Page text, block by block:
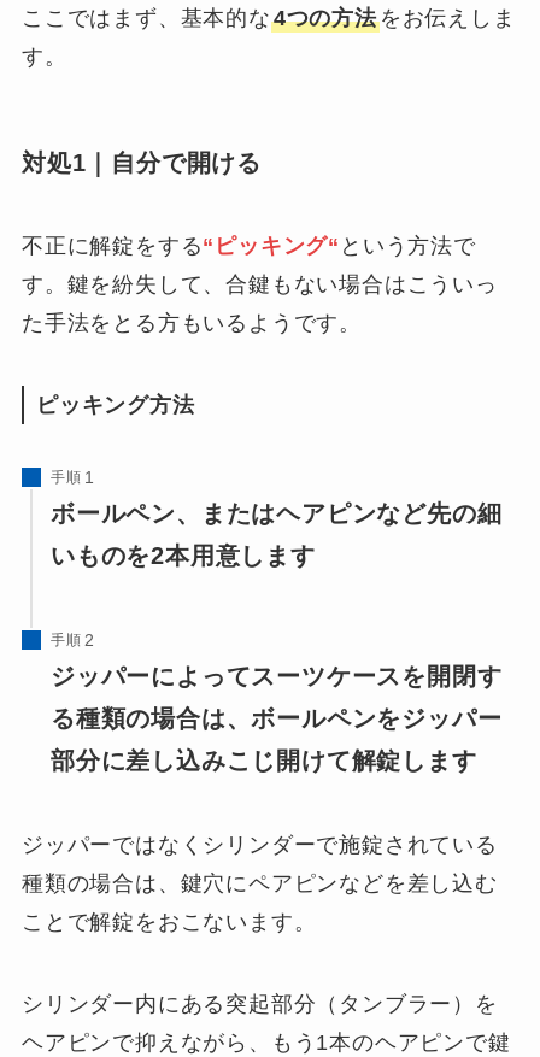
ここではまず、基本的な4つの方法をお伝えしま
す。
対処1｜自分で開ける
不正に解錠をする“ピッキング“ という方法で
す。鍵を紛失して、合鍵もない場合はこういっ
た手法をとる方もいるようです。
ピッキング方法
手順
ボールペン、またはヘアピンなど先の細
いものを2本用意します
手順
ジッパーによってスーツケースを開閉す
る種類の場合は、ボールペンをジッパー
部分に差し込みこじ開けて解錠します
ジッパーではなくシリンダーで施錠されている
種類の場合は、鍵穴にペアピンなどを差し込む
ことで解錠をおこないます。
シリンダー内にある突起部分（タンブラー）を
ヘアピンで抑えながら、もう1本のヘアピンで鍵